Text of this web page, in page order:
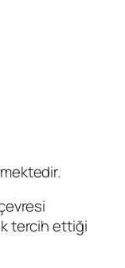
tercih ettiği